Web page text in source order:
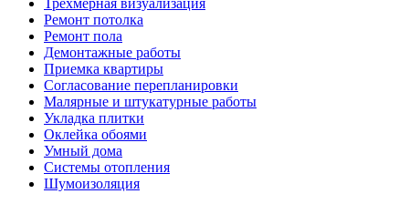
Трехмерная визуализация
Ремонт потолка
Ремонт пола
Демонтажные работы
Приемка квартиры
Согласование перепланировки
Малярные и штукатурные работы
Укладка плитки
Оклейка обоями
Умный дома
Системы отопления
Шумоизоляция